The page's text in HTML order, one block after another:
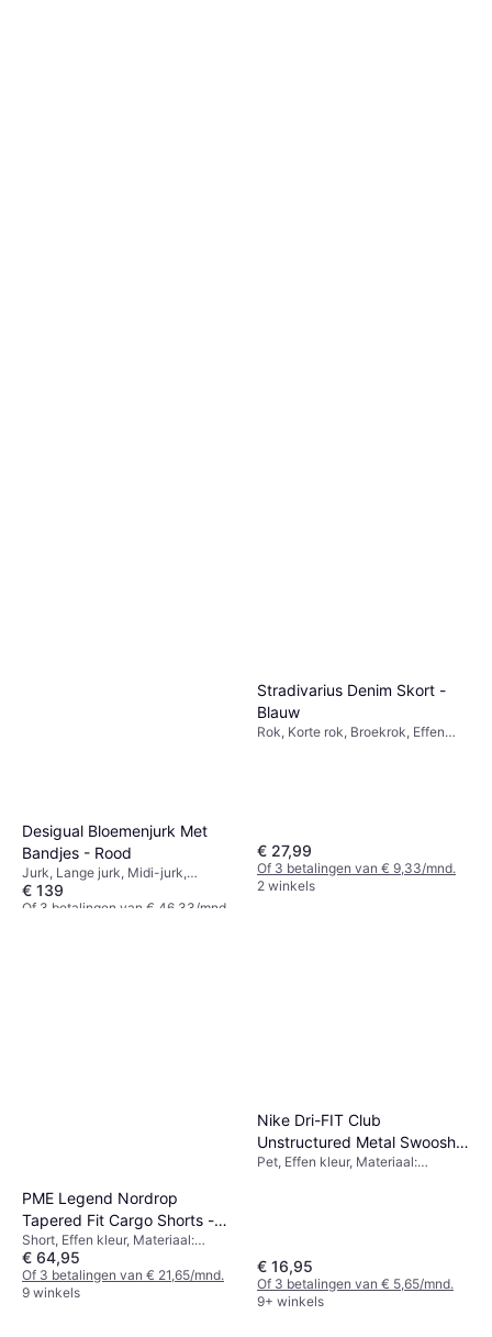
Desigual Bloemenjurk Met
Bandjes - Rood
Jurk, Lange jurk, Midi-jurk,
Bloemen, Effen kleur, Materiaal:
Polyester
€ 139
Of 3 betalingen van € 46,33/mnd.
Stradivarius Denim Skort -
Blauw
Rok, Korte rok, Broekrok, Effen
€ 27,99
Of 3 betalingen van € 9,33/mnd.
2 winkels
PME Legend Nordrop
Tapered Fit Cargo Shorts -
Groen
Short, Effen kleur, Materiaal:
Katoen, Rekbaar
€ 64,95
Of 3 betalingen van € 21,65/mnd.
9 winkels
Nike Dri-FIT Club
Unstructured Metal Swoosh
Cap - Black/Metallic Silver
Pet, Effen kleur, Materiaal:
€ 16,95
Of 3 betalingen van € 5,65/mnd.
9+ winkels